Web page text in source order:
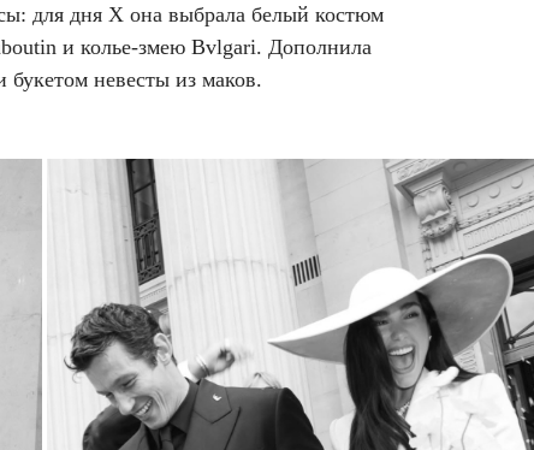
для дня X она выбрала белый костюм
и колье-змею Bvlgari. Дополнила
невесты из маков.